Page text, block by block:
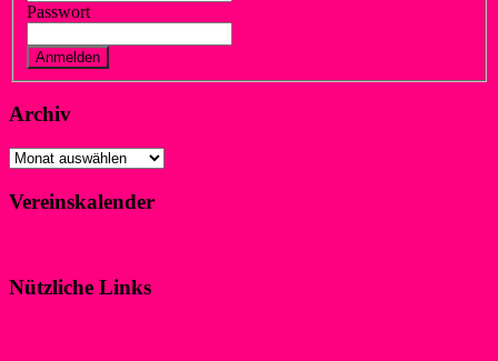
Passwort
Archiv
Archiv
Vereinskalender
Nützliche Links